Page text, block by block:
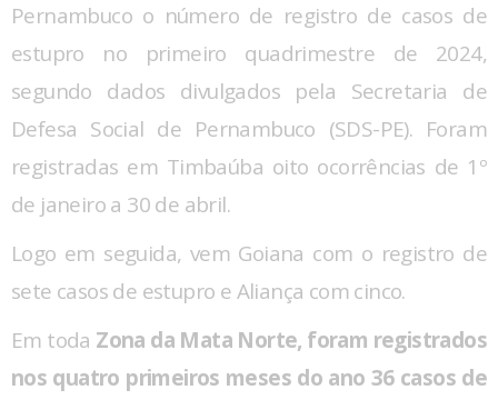
Pernambuco o número de registro de casos de
estupro no primeiro quadrimestre de 2024,
segundo dados divulgados pela Secretaria de
Defesa Social de Pernambuco (SDS-PE). Foram
registradas em Timbaúba oito ocorrências de 1º
de janeiro a 30 de abril.
Logo em seguida, vem Goiana com o registro de
sete casos de estupro e Aliança com cinco.
Em toda Zona da Mata Norte, foram registrados
nos quatro primeiros meses do ano 36 casos de